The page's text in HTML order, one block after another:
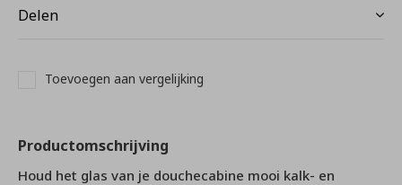
Delen
Toevoegen aan vergelijking
Productomschrijving
Houd het glas van je douchecabine mooi kalk- en